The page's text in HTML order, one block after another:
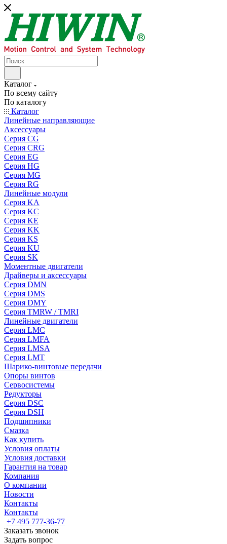
Каталог
По всему сайту
По каталогу
Каталог
Линейные направляющие
Аксессуары
Серия CG
Серия CRG
Серия EG
Серия HG
Серия MG
Серия RG
Линейные модули
Серия KA
Серия KC
Серия KE
Серия KK
Серия KS
Серия KU
Серия SK
Моментные двигатели
Драйверы и аксессуары
Серия DMN
Серия DMS
Серия DMY
Серия TMRW / TMRI
Линейные двигатели
Серия LMC
Серия LMFA
Серия LMSA
Серия LMT
Шарико-винтовые передачи
Опоры винтов
Сервосистемы
Редукторы
Серия DSC
Серия DSH
Подшипники
Смазка
Как купить
Условия оплаты
Условия доставки
Гарантия на товар
Компания
О компании
Новости
Контакты
Контакты
+7 495 777-36-77
Заказать звонок
Задать вопрос